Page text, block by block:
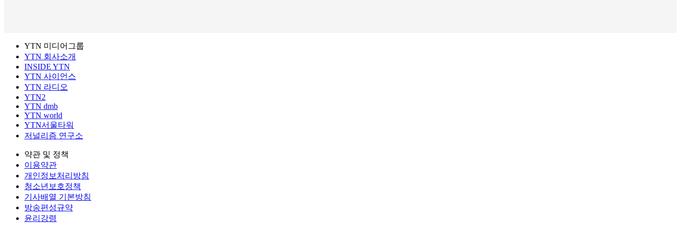
YTN 미디어그룹
YTN 회사소개
INSIDE YTN
YTN 사이언스
YTN 라디오
YTN2
YTN dmb
YTN world
YTN서울타워
저널리즘 연구소
약관 및 정책
이용약관
개인정보처리방침
청소년보호정책
기사배열 기본방침
방송편성규약
윤리강령